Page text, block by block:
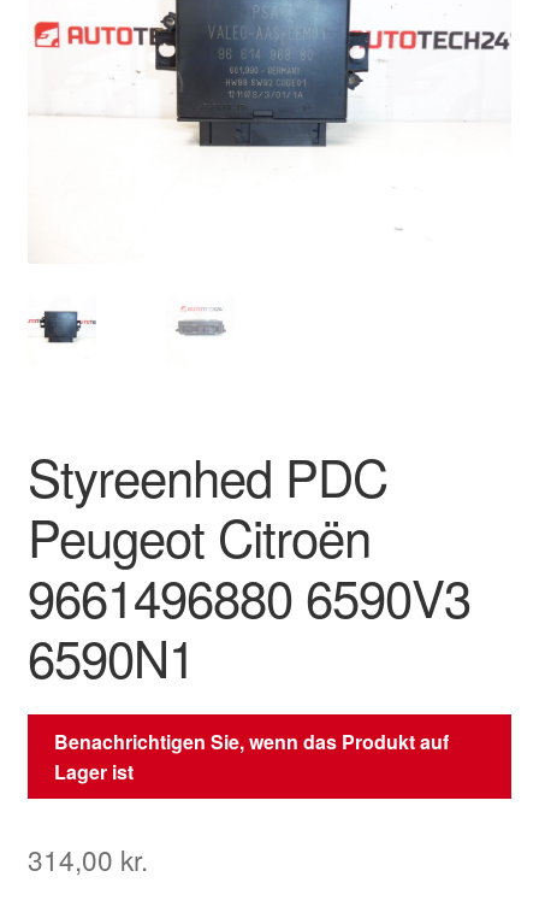
Kontakte
Kurv
Om os
Styreenhed PDC
Peugeot Citroën
9661496880 6590V3
6590N1
Benachrichtigen Sie, wenn das Produkt auf
Lager ist
314,00 kr.